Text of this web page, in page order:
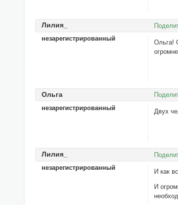
Лилия_
незарегистрированный
Ольга!
Ольга
незарегистрированный
Двух
Лилия_
незарегистрированный
И как
И